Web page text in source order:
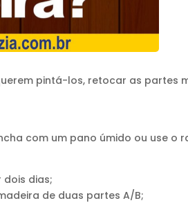
pintá-los, retocar as partes
com um pano úmido ou use o
dois dias;
de duas partes A/B;